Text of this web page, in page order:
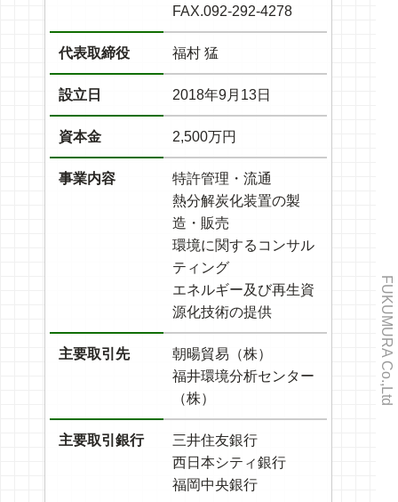
FAX.092-292-4278
代表取締役 福村 猛
設立日 2018年9月13日
資本金 2,500万円
事業内容
特許管理・流通
熱分解炭化装置の製
造・販売
環境に関するコンサル
ティング
エネルギー及び再生資
源化技術の提供
主要取引先
朝暘貿易（株）
福井環境分析センター
（株）
主要取引銀行
三井住友銀行
西日本シティ銀行
福岡中央銀行
FUKUMURA Co.,Ltd